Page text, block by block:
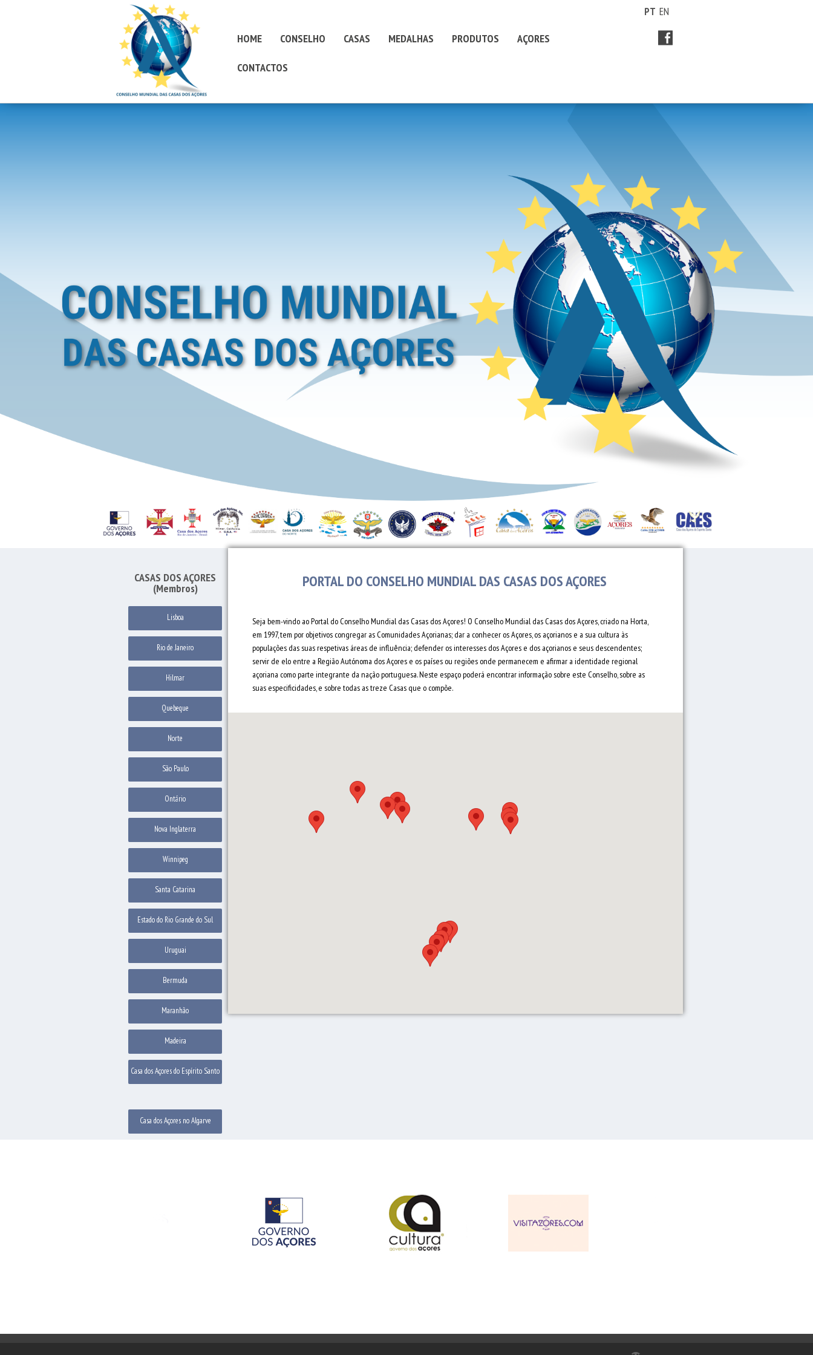
HOME CONSELHO CASAS MEDALHAS PRODUTOS AÇORES
CONTACTOS
PT EN
CASAS DOS AÇORES
(Membros)
Lisboa
Rio de Janeiro
Hilmar
Quebeque
Norte
São Paulo
Ontário
Nova Inglaterra
Winnipeg
Santa Catarina
Estado do Rio Grande do Sul
Uruguai
Bermuda
Maranhão
Madeira
Casa dos Açores do Espírito Santo
Casa dos Açores no Algarve
PORTAL DO CONSELHO MUNDIAL DAS CASAS DOS AÇORES
Seja bem-vindo ao Portal do Conselho Mundial das Casas dos Açores! O Conselho Mundial das Casas dos Açores, criado na Horta,
em 1997, tem por objetivos congregar as Comunidades Açorianas; dar a conhecer os Açores, os açorianos e a sua cultura às
populações das suas respetivas áreas de influência; defender os interesses dos Açores e dos açorianos e seus descendentes;
servir de elo entre a Região Autónoma dos Açores e os países ou regiões onde permanecem e afirmar a identidade regional
açoriana como parte integrante da nação portuguesa. Neste espaço poderá encontrar informação sobre este Conselho, sobre as
suas especificidades, e sobre todas as treze Casas que o compõe.